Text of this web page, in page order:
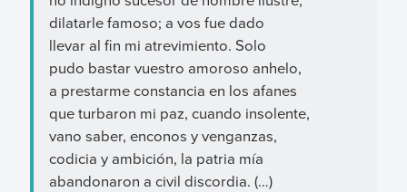
dilatarle famoso; a vos fue dado
llevar al fin mi atrevimiento. Solo
pudo bastar vuestro amoroso anhelo,
a prestarme constancia en los afanes
que turbaron mi paz, cuando insolente,
vano saber, enconos y venganzas,
codicia y ambición, la patria mía
abandonaron a civil discordia. (…)